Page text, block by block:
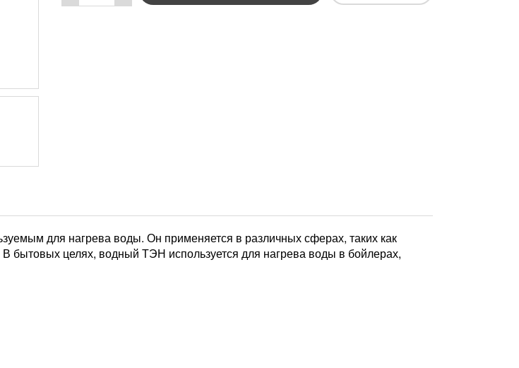
для нагрева воды. Он применяется в различных сферах, таких как
целях, водный ТЭН используется для нагрева воды в бойлерах,